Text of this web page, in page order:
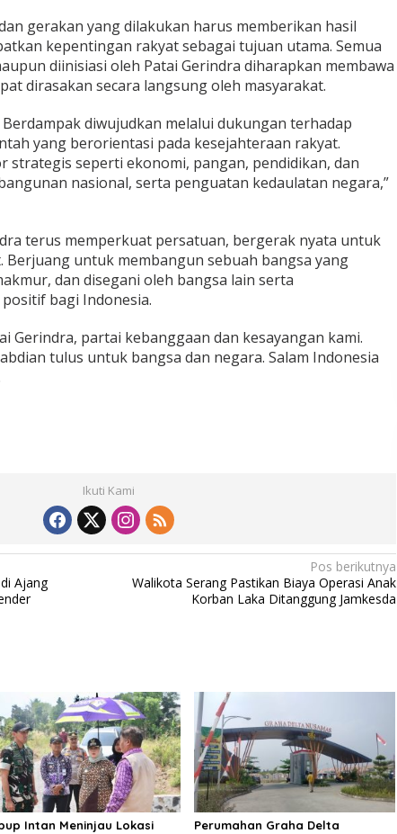
gerakan yang dilakukan harus memberikan hasil
kepentingan rakyat sebagai tujuan utama. Semua
diinisiasi oleh Patai Gerindra diharapkan membawa
dirasakan secara langsung oleh masyarakat.
diwujudkan melalui dukungan terhadap
yang berorientasi pada kesejahteraan rakyat.
strategis seperti ekonomi, pangan, pendidikan, dan
nasional, serta penguatan kedaulatan negara,”
terus memperkuat persatuan, bergerak nyata untuk
Berjuang untuk membangun sebuah bangsa yang
dan disegani oleh bangsa lain serta
bagi Indonesia.
Gerindra, partai kebanggaan dan kesayangan kami.
tulus untuk bangsa dan negara. Salam Indonesia
Ikuti Kami
Ajang
Pos berikutnya
Walikota Serang Pastikan Biaya Operasi Anak
Korban Laka Ditanggung Jamkesda
Intan Meninjau Lokasi
Perumahan Graha Delta